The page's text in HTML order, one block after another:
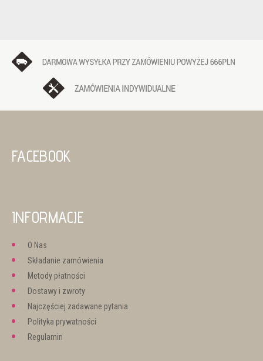
FACEBOOK
INFORMACJE
O Nas
Składanie zamówienia
Metody płatności
Dostawy i zwroty
Najczęściej zadawane pytania
Polityka prywatności
Regulamin